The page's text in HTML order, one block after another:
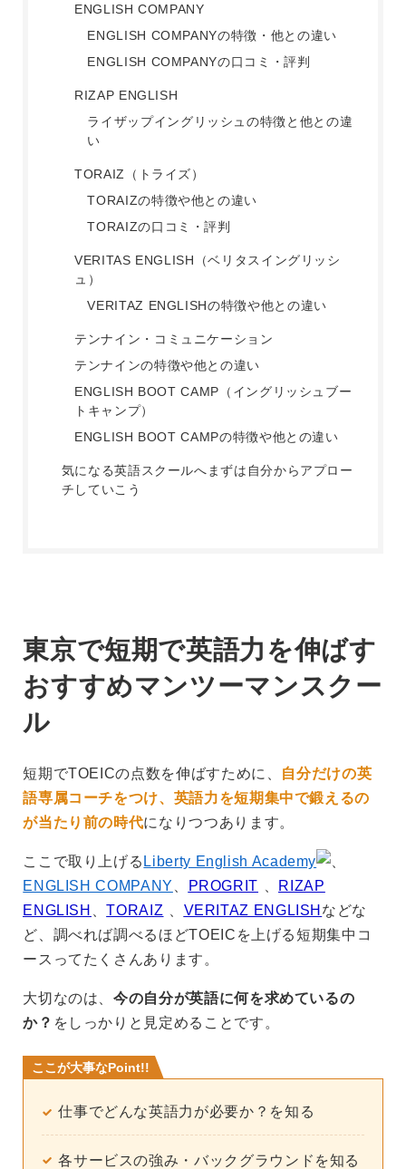
ENGLISH COMPANY
ENGLISH COMPANYの特徴・他との違い
ENGLISH COMPANYの口コミ・評判
RIZAP ENGLISH
ライザップイングリッシュの特徴と他との違
い
TORAIZ（トライズ）
TORAIZの特徴や他との違い
TORAIZの口コミ・評判
VERITAS ENGLISH（ベリタスイングリッシ
ュ）
VERITAZ ENGLISHの特徴や他との違い
テンナイン・コミュニケーション
テンナインの特徴や他との違い
ENGLISH BOOT CAMP（イングリッシュブー
トキャンプ）
ENGLISH BOOT CAMPの特徴や他との違い
気になる英語スクールへまずは自分からアプロー
チしていこう
東京で短期で英語力を伸ばす
おすすめマンツーマンスクー
ル
短期でTOEICの点数を伸ばすために、 自分だけの英
語専属コーチをつけ、英語力を短期集中で鍛えるの
が当たり前の時代になりつつあります。
ここで取り上げる Liberty English Academy
ENGLISH COMPANY
PROGRIT
RIZAP
ENGLISH
、TORAIZ VERITAZ ENGLISH などな
ど、調べれば調べるほどTOEICを上げる短期集中コ
ースってたくさんあります。
大切なのは、今の自分が英語に何を求めているの
か？ をしっかりと見定めることです。
ここが大事なPoint!!
仕事でどんな英語力が必要か？を知る
各サービスの強み・バックグラウンドを知る